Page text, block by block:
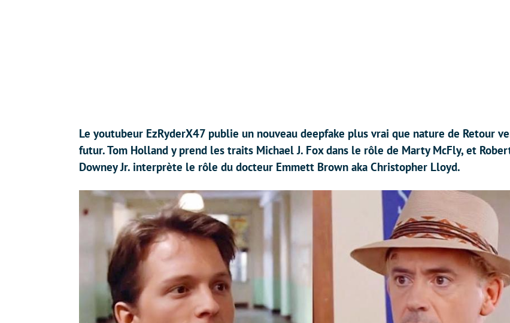
Le youtubeur EzRyderX47 publie un nouveau deepfake plus vrai que nature de Retour
futur. Tom Holland y prend les traits Michael J. Fox dans le rôle de Marty McFly, et
Downey Jr. interprète le rôle du docteur Emmett Brown aka Christopher Lloyd.